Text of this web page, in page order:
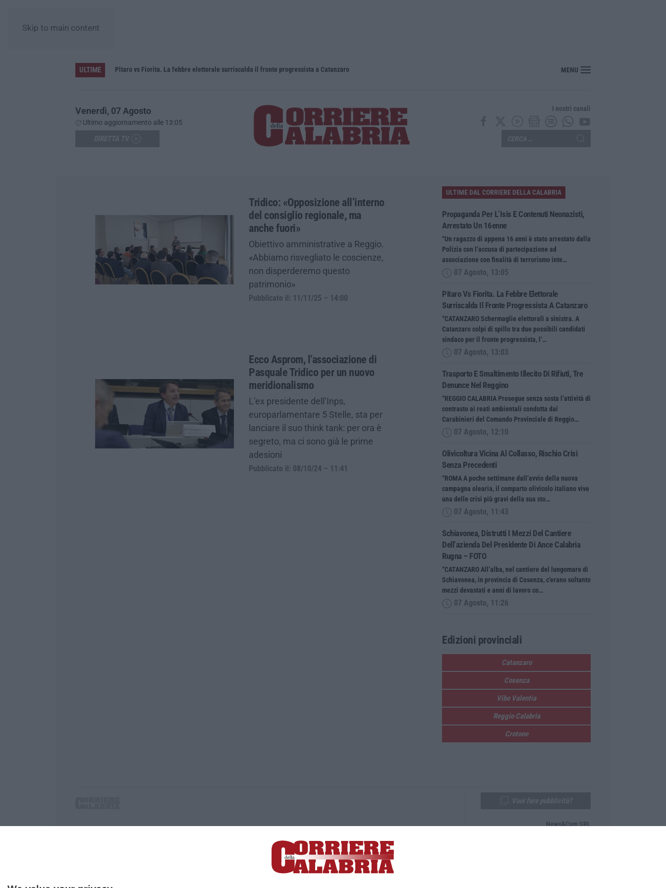
Skip to main content
ULTIME Pitaro vs Fiorita. La febbre elettorale surriscalda il fronte progressista a Catanzaro Trasporto e smaltimento illecito di rifiuti, tre denunce nel Reggino
MENU
Venerdì, 07 Agosto
Ultimo aggiornamento alle 13:05
I nostri canali
Tridico: «Opposizione all’interno
del consiglio regionale, ma
anche fuori»
Obiettivo amministrative a Reggio.
«Abbiamo risvegliato le coscienze,
non disperderemo questo
patrimonio»
Pubblicato il: 11/11/25 – 14:00
Ecco Asprom, l’associazione di
Pasquale Tridico per un nuovo
meridionalismo
L’ex presidente dell’Inps,
europarlamentare 5 Stelle, sta per
lanciare il suo think tank: per ora è
segreto, ma ci sono già le prime
adesioni
Pubblicato il: 08/10/24 – 11:41
ULTIME DAL CORRIERE DELLA CALABRIA
Propaganda Per L’Isis E Contenuti Neonazisti,
Arrestato Un 16enne
“Un ragazzo di appena 16 anni è stato arrestato dalla
Polizia con l’accusa di partecipazione ad
associazione con finalità di terrorismo inte…
07 Agosto, 13:05
Pitaro Vs Fiorita. La Febbre Elettorale
Surriscalda Il Fronte Progressista A Catanzaro
“CATANZARO Schermaglie elettorali a sinistra. A
Catanzaro colpi di spillo tra due possibili candidati
sindaco per il fronte progressista, l’…
07 Agosto, 13:03
Trasporto E Smaltimento Illecito Di Rifiuti, Tre
Denunce Nel Reggino
“REGGIO CALABRIA Prosegue senza sosta l’attività di
contrasto ai reati ambientali condotta dai
Carabinieri del Comando Provinciale di Reggio…
07 Agosto, 12:10
Olivicoltura Vicina Al Collasso, Rischio Crisi
Senza Precedenti
“ROMA A poche settimane dall’avvio della nuova
campagna olearia, il comparto olivicolo italiano vive
una delle crisi più gravi della sua sto…
07 Agosto, 11:43
Schiavonea, Distrutti I Mezzi Del Cantiere
Dell’azienda Del Presidente Di Ance Calabria
Rugna – FOTO
“CATANZARO All’alba, nel cantiere del lungomare di
Schiavonea, in provincia di Cosenza, c’erano soltanto
mezzi devastati e anni di lavoro co…
07 Agosto, 11:26
Edizioni provinciali
Catanzaro
Cosenza
Vibo Valentia
Reggio Calabria
Crotone
P.IVA. 03199620794, Via del mare 6/G, S.Eufemia, Lamezia Terme (CZ)
Iscrizione tribunale di Lamezia Terme 5/2011 - Direttore responsabile Paola Militano |Privacy
News&Com SRL